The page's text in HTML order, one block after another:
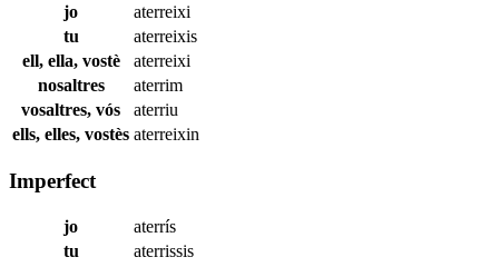
jo
aterreixi
tu
aterreixis
ell, ella, vostè
aterreixi
nosaltres
aterrim
vosaltres, vós
aterriu
ells, elles, vostès aterreixin
Imperfect
jo
aterrís
tu
aterrissis